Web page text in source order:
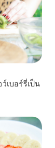
เบอร์รี่เป็น